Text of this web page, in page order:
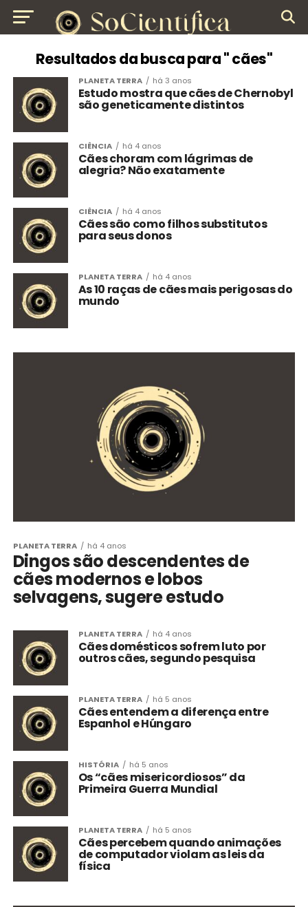
Resultados da busca para " cães"
PLANETA TERRA há 3 anos
Estudo mostra que cães de Chernobyl
são geneticamente distintos
CIÊNCIA há 4 anos
Cães choram com lágrimas de
alegria? Não exatamente
CIÊNCIA há 4 anos
Cães são como filhos substitutos
para seus donos
PLANETA TERRA há 4 anos
As 10 raças de cães mais perigosas do
mundo
PLANETA TERRA há 4 anos
Dingos são descendentes de
cães modernos e lobos
selvagens, sugere estudo
PLANETA TERRA há 4 anos
Cães domésticos sofrem luto por
outros cães, segundo pesquisa
PLANETA TERRA há 5 anos
Cães entendem a diferença entre
Espanhol e Húngaro
HISTÓRIA há 5 anos
Os “cães misericordiosos” da
Primeira Guerra Mundial
PLANETA TERRA há 5 anos
Cães percebem quando animações
de computador violam as leis da
física